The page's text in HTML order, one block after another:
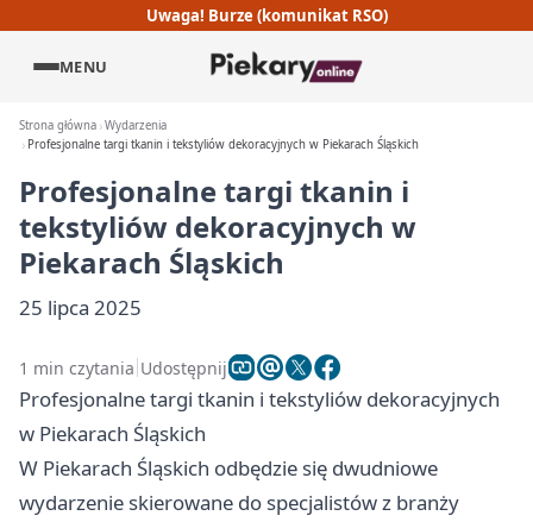
Uwaga! Burze (komunikat RSO)
MENU
Strona główna Wydarzenia
Profesjonalne targi tkanin i tekstyliów dekoracyjnych w Piekarach Śląskich
Profesjonalne targi tkanin i
tekstyliów dekoracyjnych w
Piekarach Śląskich
25 lipca 2025
1 min czytania Udostępnij
Profesjonalne targi tkanin i tekstyliów dekoracyjnych
w Piekarach Śląskich
W Piekarach Śląskich odbędzie się dwudniowe
wydarzenie skierowane do specjalistów z branży